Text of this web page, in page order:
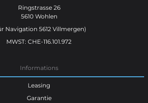
Ringstrasse 26
5610 Wohlen
Navigation 5612 Villmergen)
MWST: CHE-116.101.972
Informations
Leasing
Garantie